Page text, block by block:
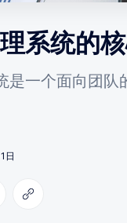
系统的
是一个面向团队
日